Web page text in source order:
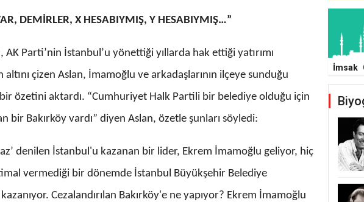
DEMİRLER, X HESABIYMIŞ, Y HESABIYMIŞ…”
AK Parti’nin İstanbul’u yönettiği yıllarda hak ettiği yatırımı
altını çizen Aslan, İmamoğlu ve arkadaşlarının ilçeye sunduğu
özetini aktardı. “Cumhuriyet Halk Partili bir belediye olduğu için
bir Bakırköy vardı” diyen Aslan, özetle şunları söyledi:
denilen İstanbul'u kazanan bir lider, Ekrem İmamoğlu geliyor, hiç
vermediği bir dönemde İstanbul Büyükşehir Belediye
kazanıyor. Cezalandırılan Bakırköy'e ne yapıyor? Ekrem İmamoğlu
İmsak